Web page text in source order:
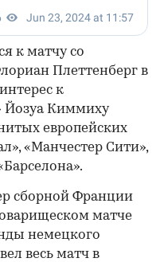
к матчу со
Плеттенберг в
к
Йозуа Киммиху
европейских
«Манчестер Сити»,
сборной Франции
матче
немецкого
весь матч в